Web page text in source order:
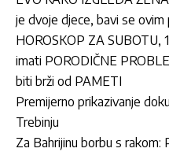
je dvoje djece, bavi se ovim
HOROSKOP ZA SUBOTU,
imati PORODIČNE
biti brži od PAMETI
Premijerno prikazivanje
Trebinju
Za Bahrijinu borbu s